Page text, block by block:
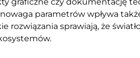
parametrów wpływa
rozwiązania sprawiają, że